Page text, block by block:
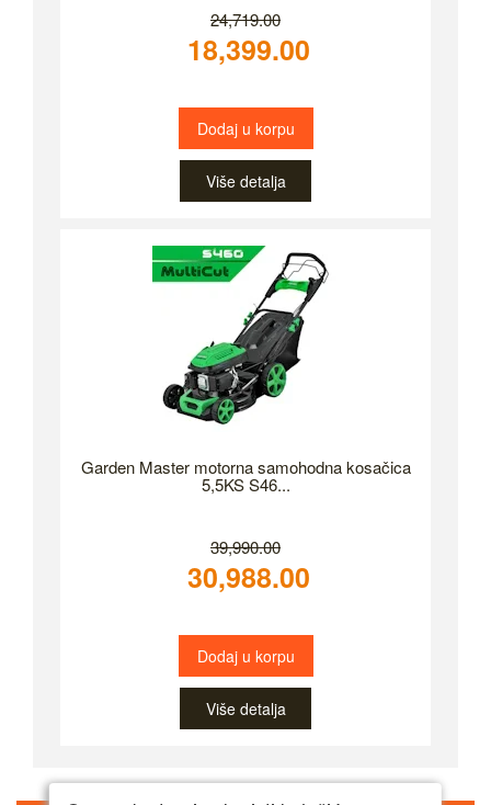
24,719.00
18,399.00
Dodaj u korpu
Više detalja
Garden Master motorna samohodna kosačica
5,5KS S46...
39,990.00
30,988.00
Dodaj u korpu
Više detalja